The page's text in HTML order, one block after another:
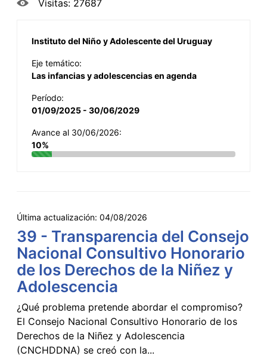
Visitas: 27687
Instituto del Niño y Adolescente del Uruguay
Eje temático:
Las infancias y adolescencias en agenda
Período:
01/09/2025 - 30/06/2029
Avance al 30/06/2026:
10%
Última actualización: 04/08/2026
39 - Transparencia del Consejo
Nacional Consultivo Honorario
de los Derechos de la Niñez y
Adolescencia
¿Qué problema pretende abordar el compromiso?
El Consejo Nacional Consultivo Honorario de los
Derechos de la Niñez y Adolescencia
(CNCHDDNA) se creó con la...